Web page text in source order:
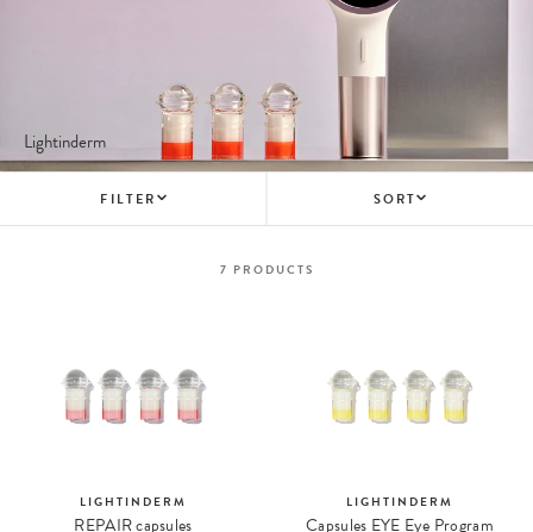
Lightinderm
FILTER SORT
7 PRODUCTS
LIGHTINDERM
REPAIR capsules
LIGHTINDERM
Capsules EYE Eye Program